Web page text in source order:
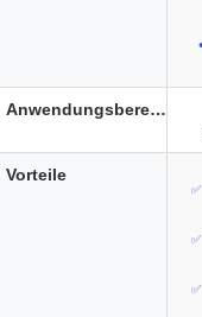
Anwendungsbereich
Vorteile